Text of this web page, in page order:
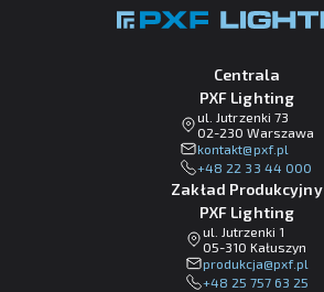
Centrala
PXF Lighting
ul. Jutrzenki 73
02-230 Warszawa
lp.fxp@tkatnok
+48 22 33 44 000
Zakład Produkcyjny
PXF Lighting
ul. Jutrzenki 1
05-310 Kałuszyn
lp.fxp@ajckudorp
+48 25 757 63 25